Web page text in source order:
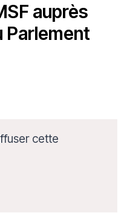
auprès
Parlement
cette